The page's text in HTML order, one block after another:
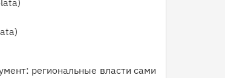
региональные власти сами